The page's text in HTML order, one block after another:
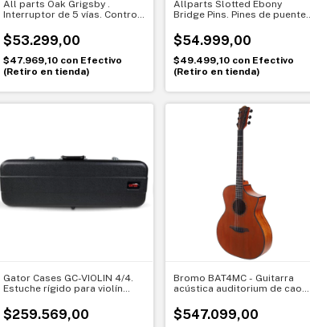
All parts Oak Grigsby .
Interruptor de 5 vías. Control
$53.299,00
$47.969,10 con Efectivo
(Retiro en tienda)
Allparts Slotted Ebony
Bridge Pins. Pines de puente
$54.999,00
$49.499,10 con Efectivo
(Retiro en tienda)
Gator Cases GC-VIOLIN 4/4.
Estuche rígido para violín
$259.569,00
Bromo BAT4MC - Guitarra
acústica auditorium de caoba
Bromo BAT4MC
$547.099,00